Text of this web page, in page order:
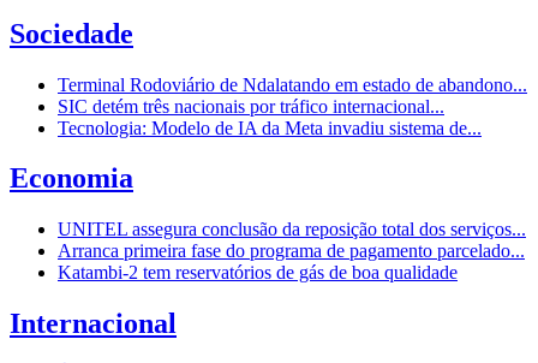
Sociedade
Terminal Rodoviário de Ndalatando em estado de abandono...
SIC detém três nacionais por tráfico internacional...
Tecnologia: Modelo de IA da Meta invadiu sistema de...
Economia
UNITEL assegura conclusão da reposição total dos serviços...
Arranca primeira fase do programa de pagamento parcelado...
Katambi-2 tem reservatórios de gás de boa qualidade
Internacional